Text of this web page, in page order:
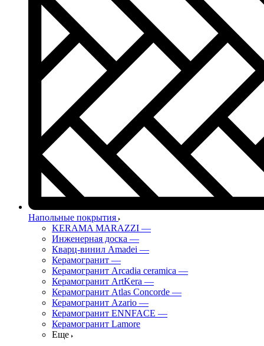
Напольные покрытия
KERAMA MARAZZI —
Инженерная доска —
Кварц-винил Amadei —
Керамогранит —
Керамогранит Arcadia ceramica —
Керамогранит ArtKera —
Керамогранит Atlas Concorde —
Керамогранит Azario —
Керамогранит ENNFACE —
Керамогранит Lamore
Еще